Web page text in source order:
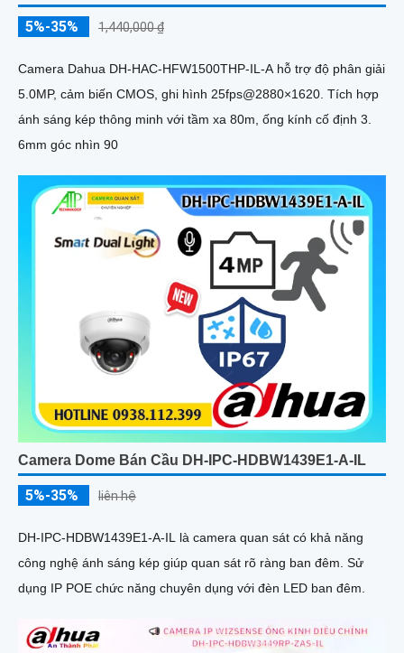
5%-35% 1,440,000 ₫
Camera Dahua DH-HAC-HFW1500THP-IL-A hỗ trợ độ phân giải
5.0MP, cảm biến CMOS, ghi hình 25fps@2880×1620. Tích hợp
ánh sáng kép thông minh với tầm xa 80m, ống kính cố định 3.
6mm góc nhìn 90
Camera Dome Bán Cầu DH-IPC-HDBW1439E1-A-IL
5%-35% liên hệ
DH-IPC-HDBW1439E1-A-IL là camera quan sát có khả năng
công nghệ ánh sáng kép giúp quan sát rõ ràng ban đêm. Sử
dụng IP POE chức năng chuyên dụng với đèn LED ban đêm.